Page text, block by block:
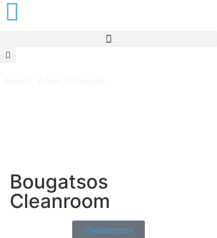
Bougatsos
Cleanroom
Περισσότερα